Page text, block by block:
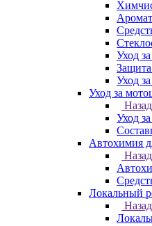
Уход
Уход
Уход за
Назад
Уход
Автохимия
Назад
Локальный
Назад